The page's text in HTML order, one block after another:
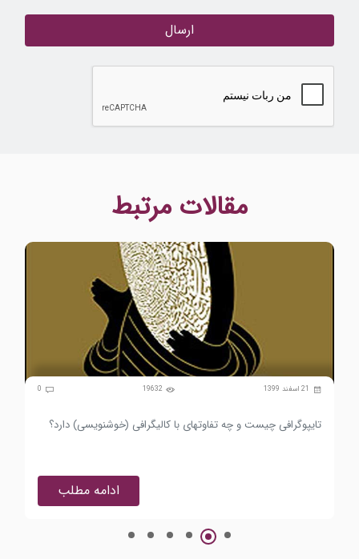
ارسال
مقالات مرتبط
21 اسفند 1399 3927
0
اینفوگرافیک چیست و در آن چه نکاتی باید رعایت شود؟
ادامه مطلب